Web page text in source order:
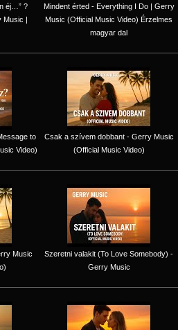
éj…” ?
Music |
Mindent érted - Everything I Do | Gerry
Music (Official Music Video) Érzelmes
magyar dal
to
Video)
Csak a szívem dobbant - Gerry Music
(Official Music Video)
Music
Szeretni valakit (To Love Somebody) -
Gerry Music